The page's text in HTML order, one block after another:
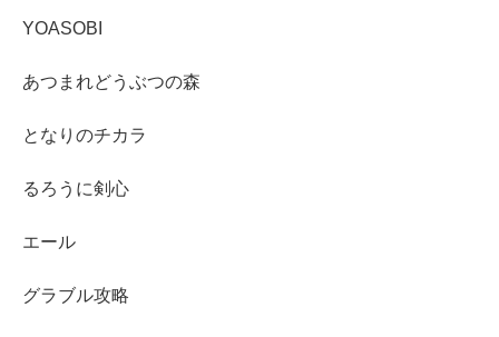
YOASOBI
あつまれどうぶつの森
となりのチカラ
るろうに剣心
エール
グラブル攻略